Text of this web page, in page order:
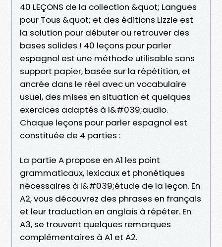
40 LEÇONS de la collection &quot; Langues
pour Tous &quot; et des éditions Lizzie est
la solution pour débuter ou retrouver des
bases solides ! 40 leçons pour parler
espagnol est une méthode utilisable sans
support papier, basée sur la répétition, et
ancrée dans le réel avec un vocabulaire
usuel, des mises en situation et quelques
exercices adaptés à l&#039;audio.
Chaque leçons pour parler espagnol est
constituée de 4 parties :
La partie A propose en A1 les point
grammaticaux, lexicaux et phonétiques
nécessaires à l&#039;étude de la leçon. En
A2, vous découvrez des phrases en français
et leur traduction en anglais à répéter. En
A3, se trouvent quelques remarques
complémentaires à A1 et A2.